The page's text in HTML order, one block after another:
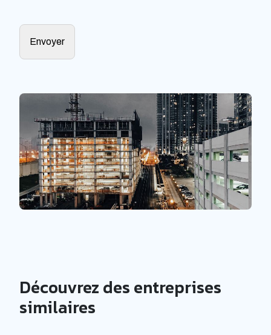
Découvrez des entreprises
similaires